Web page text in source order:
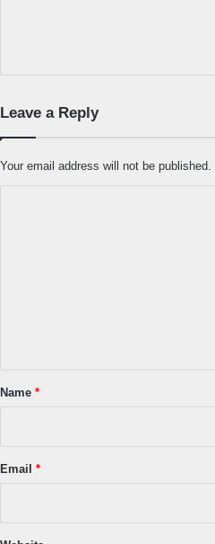
Leave a Reply
Your email address will not be published.
*
Name *
Email *